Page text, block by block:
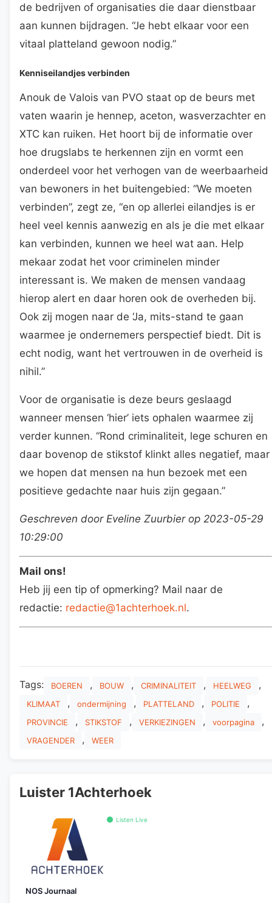
de bedrijven of organisaties die daar dienstbaar
aan kunnen bijdragen. “Je hebt elkaar voor een
vitaal platteland gewoon nodig.”
Kenniseilandjes verbinden
Anouk de Valois van PVO staat op de beurs met
vaten waarin je hennep, aceton, wasverzachter en
XTC kan ruiken. Het hoort bij de informatie over
hoe drugslabs te herkennen zijn en vormt een
onderdeel voor het verhogen van de weerbaarheid
van bewoners in het buitengebied: “We moeten
verbinden”, zegt ze, “en op allerlei eilandjes is er
heel veel kennis aanwezig en als je die met elkaar
kan verbinden, kunnen we heel wat aan. Help
mekaar zodat het voor criminelen minder
interessant is. We maken de mensen vandaag
hierop alert en daar horen ook de overheden bij.
Ook zij mogen naar de ‘Ja, mits-stand te gaan
waarmee je ondernemers perspectief biedt. Dit is
echt nodig, want het vertrouwen in de overheid is
nihil.”
Voor de organisatie is deze beurs geslaagd
wanneer mensen ‘hier’ iets ophalen waarmee zij
verder kunnen. “Rond criminaliteit, lege schuren en
daar bovenop de stikstof klinkt alles negatief, maar
we hopen dat mensen na hun bezoek met een
positieve gedachte naar huis zijn gegaan.”
Geschreven door Eveline Zuurbier op 2023-05-29
10:29:00
Mail ons!
Heb jij een tip of opmerking? Mail naar de
redactie: redactie@1achterhoek.nl.
Tags: BOEREN , BOUW , CRIMINALITEIT , HEELWEG ,
KLIMAAT , ondermijning , PLATTELAND , POLITIE ,
PROVINCIE , STIKSTOF , VERKIEZINGEN , voorpagina ,
VRAGENDER , WEER
Luister 1Achterhoek
Listen Live
NOS Journaal